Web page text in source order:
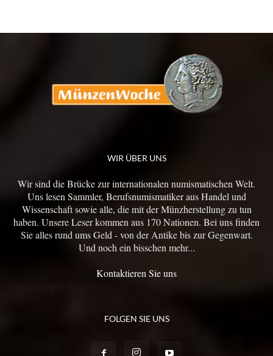
WIR ÜBER UNS
Wir sind die Brücke zur internationalen numismatischen Welt.
Uns lesen Sammler, Berufsnumismatiker aus Handel und
Wissenschaft sowie alle, die mit der Münzherstellung zu tun
haben. Unsere Leser kommen aus 170 Nationen. Bei uns finden
Sie alles rund ums Geld - von der Antike bis zur Gegenwart.
Und noch ein bisschen mehr...
Kontaktieren Sie uns
FOLGEN SIE UNS